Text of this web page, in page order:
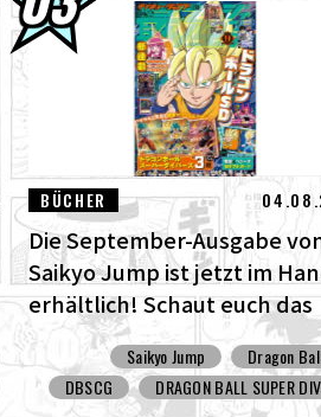
BÜCHER
Die September-Ausgabe
Saikyo Jump ist jetzt im
erhältlich! Schaut euch das
fantastische Dragon Ball SD
Cover und all die tollen
Bonusinhalte an!
Saikyo Jump
Dragon
DBSCG
DRAGON BALL SUPER